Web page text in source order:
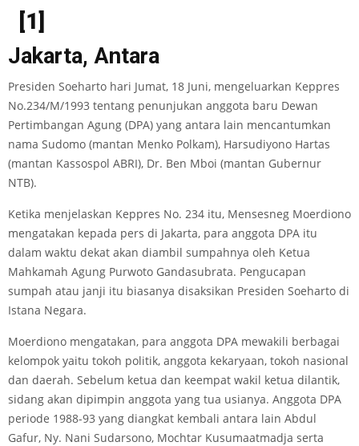
[1]
Jakarta, Antara
Presiden Soeharto hari Jumat, 18 Juni, mengeluarkan Keppres
No.234/M/1993 tentang penunjukan anggota baru Dewan
Pertimbangan Agung (DPA) yang antara lain mencantumkan
nama Sudomo (mantan Menko Polkam), Harsudiyono Hartas
(mantan Kassospol ABRI), Dr. Ben Mboi (mantan Gubernur
NTB).
Ketika menjelaskan Keppres No. 234 itu, Mensesneg Moerdiono
mengatakan kepada pers di Jakarta, para anggota DPA itu
dalam waktu dekat akan diambil sumpahnya oleh Ketua
Mahkamah Agung Purwoto Gandasubrata. Pengucapan
sumpah atau janji itu biasanya disaksikan Presiden Soeharto di
Istana Negara.
Moerdiono mengatakan, para anggota DPA mewakili berbagai
kelompok yaitu tokoh politik, anggota kekaryaan, tokoh nasional
dan daerah. Sebelum ketua dan keempat wakil ketua dilantik,
sidang akan dipimpin anggota yang tua usianya. Anggota DPA
periode 1988-93 yang diangkat kembali antara lain Abdul
Gafur, Ny. Nani Sudarsono, Mochtar Kusumaatmadja serta